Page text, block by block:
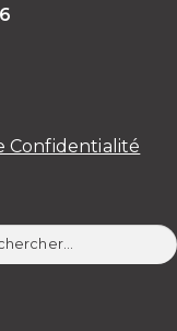
Confidentialité
: